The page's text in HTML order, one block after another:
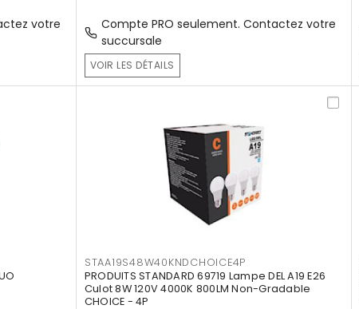
votre
Compte PRO seulement. Contactez votre
succursale
VOIR LES DÉTAILS
STAA19S48W40KNDCHOICE4P
PRODUITS STANDARD 69719 Lampe DEL A19 E26
Culot 8W 120V 4000K 800LM Non-Gradable
CHOICE - 4P